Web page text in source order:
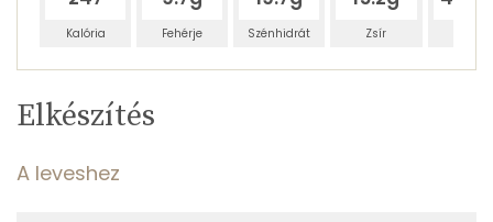
Kalória Fehérje Szénhidrát Zsír
Egy
adagban
2%
TÁPANYAGTARTALOM
Elkészítés
A leveshez